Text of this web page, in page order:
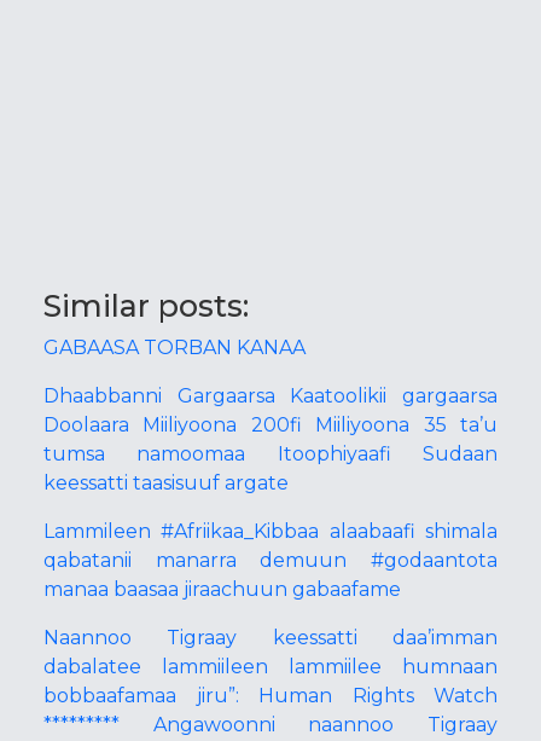
Similar posts:
GABAASA TORBAN KANAA
Dhaabbanni Gargaarsa Kaatoolikii gargaarsa
Doolaara Miiliyoona 200fi Miiliyoona 35 ta’u
tumsa namoomaa Itoophiyaafi Sudaan
keessatti taasisuuf argate
Lammileen #Afriikaa_Kibbaa alaabaafi shimala
qabatanii manarra demuun #godaantota
manaa baasaa jiraachuun gabaafame
Naannoo Tigraay keessatti daa’imman
dabalatee lammiileen lammiilee humnaan
bobbaafamaa jiru”: Human Rights Watch
********* Angawoonni naannoo Tigraay